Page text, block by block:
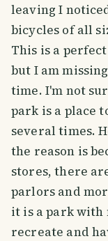
leaving I
bicycles of all
This is a
but I am
time. I'm not
park is a place
several times.
the reason is
stores, there
parlors and
it is a park with
recreate and